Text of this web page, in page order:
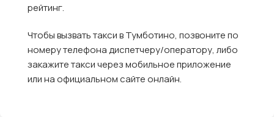
рейтинг.
Чтобы вызвать такси в Тумботино, позвоните по
номеру телефона диспетчеру/оператору, либо
закажите такси через мобильное приложение
или на официальном сайте онлайн.